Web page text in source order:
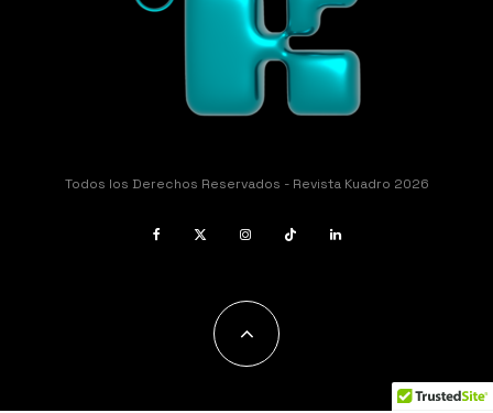
Todos los Derechos Reservados - Revista Kuadro 2026